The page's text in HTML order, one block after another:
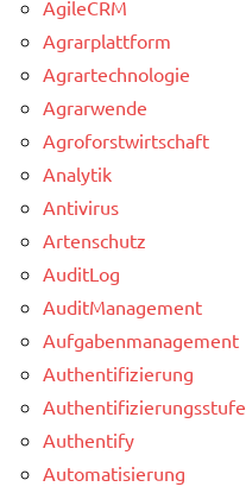
AgileCRM
Agrarplattform
Agrartechnologie
Agrarwende
Agroforstwirtschaft
Analytik
Antivirus
Artenschutz
AuditLog
AuditManagement
Aufgabenmanagement
Authentifizierung
Authentifizierungsstufe
Authentify
Automatisierung